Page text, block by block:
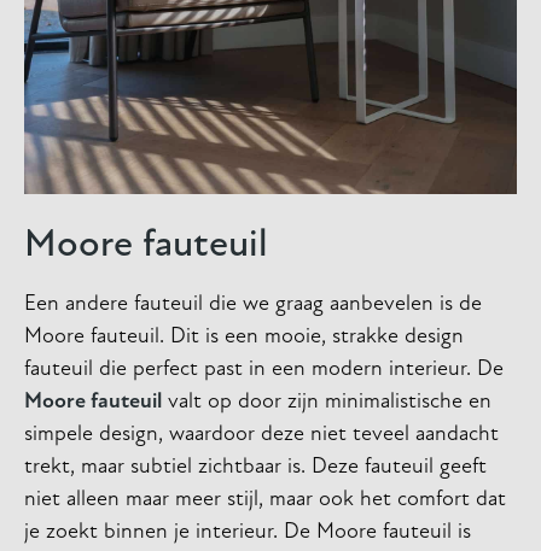
Moore fauteuil
Een andere fauteuil die we graag aanbevelen is de
Moore fauteuil. Dit is een mooie, strakke design
fauteuil die perfect past in een modern interieur. De
Moore fauteuil valt op door zijn minimalistische en
simpele design, waardoor deze niet teveel aandacht
trekt, maar subtiel zichtbaar is. Deze fauteuil geeft
niet alleen maar meer stijl, maar ook het comfort dat
je zoekt binnen je interieur. De Moore fauteuil is